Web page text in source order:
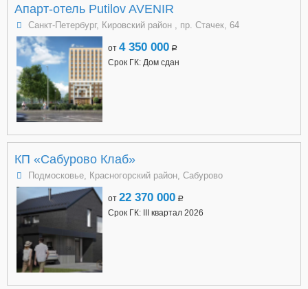
Апарт-отель Putilov AVENIR
Санкт-Петербург, Кировский район , пр. Стачек, 64
от 4 350 000 a
Срок ГК: Дом сдан
КП «Сабурово Клаб»
Подмосковье, Красногорский район, Сабурово
от 22 370 000 a
Срок ГК: III квартал 2026